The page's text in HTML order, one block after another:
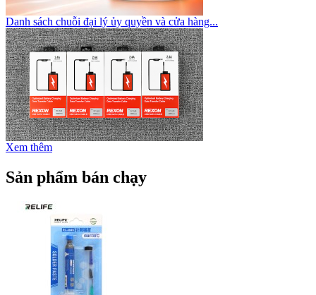
Danh sách chuỗi đại lý ủy quyền và cửa hàng...
Xem thêm
Sản phẩm bán chạy